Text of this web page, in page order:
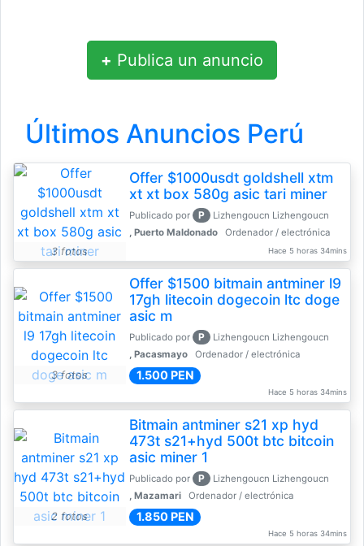
+ Publica un anuncio
Últimos Anuncios Perú
3 fotos
Offer $1000usdt goldshell xtm
xt xt box 580g asic tari miner
Publicado por P
Lizhengoucn Lizhengoucn
, Puerto Maldonado
Ordenador / electrónica
Hace 5 horas 34mins
3 fotos
Offer $1500 bitmain antminer l9
17gh litecoin dogecoin ltc doge
asic m
Publicado por P
Lizhengoucn Lizhengoucn
, Pacasmayo
Ordenador / electrónica
1.500 PEN
Hace 5 horas 34mins
2 fotos
Bitmain antminer s21 xp hyd
473t s21+hyd 500t btc bitcoin
asic miner 1
Publicado por P
Lizhengoucn Lizhengoucn
, Mazamari
Ordenador / electrónica
1.850 PEN
Hace 5 horas 34mins